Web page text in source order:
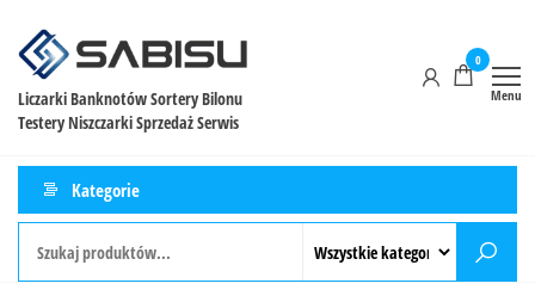
Liczarki Banknotów Sortery Bilonu
Testery Niszczarki Sprzedaż Serwis
0
Menu
Kategorie